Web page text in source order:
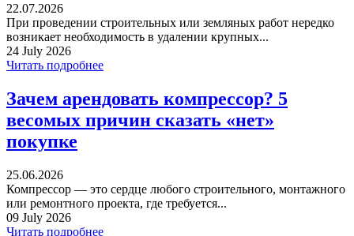
22.07.2026
При проведении строительных или земляных работ нередко
возникает необходимость в удалении крупных...
24 July 2026
Читать подробнее
Зачем арендовать компрессор? 5
весомых причин сказать «нет»
покупке
25.06.2026
Компрессор — это сердце любого строительного, монтажного
или ремонтного проекта, где требуется...
09 July 2026
Читать подробнее